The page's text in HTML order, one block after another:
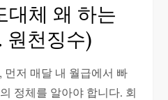
대체 왜 하는
원천징수)
먼저 매달 내 월급에서 빠
정체를 알아야 합니다. 회